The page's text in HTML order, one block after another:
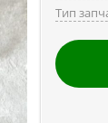
Тип